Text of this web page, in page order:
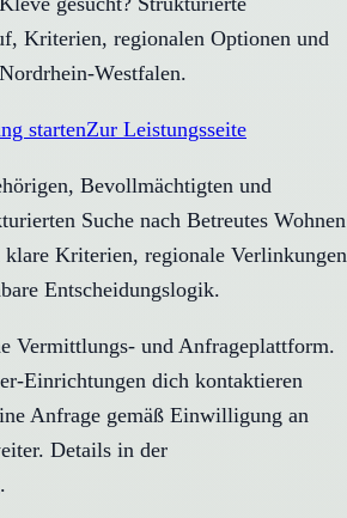
Kriterien, regionalen Optionen und
Westfalen.
startenZur Leistungsseite
Bevollmächtigten und
Suche nach Betreutes Wohnen
Kriterien, regionale Verlinkungen
Entscheidungslogik.
Vermittlungs- und Anfrageplattform.
Einrichtungen dich kontaktieren
Anfrage gemäß Einwilligung an
Details in der
.